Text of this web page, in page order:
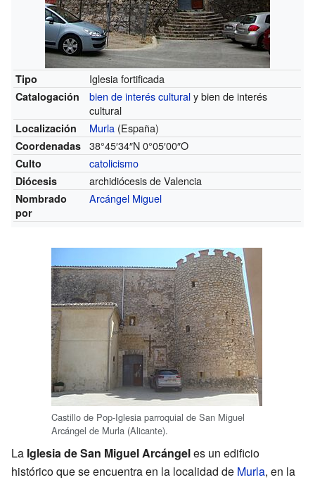
Tipo Iglesia fortificada
Catalogación bien de interés culturaly bien de interés
cultural
Localización Murla (España)
Coordenadas 38°45′34″N0°05′00″O
Culto catolicismo
Diócesis archidiócesis de Valencia
Nombrado
por
Arcángel Miguel
Castillo de Pop-Iglesia parroquial de San Miguel
Arcángel de Murla (Alicante).
La Iglesia de San Miguel Arcángeles un edificio
histórico que se encuentra en la localidad de Murla, en la